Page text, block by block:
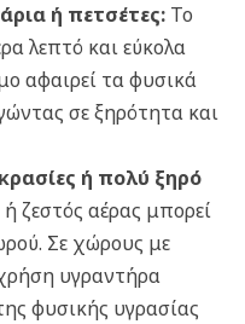
ή πετσέτες:Το
λεπτό και εύκολα
αφαιρεί τα φυσικά
σε ξηρότητα και
ή πολύ ξηρό
ζεστός αέρας μπορεί
Σε χώρους με
υγραντήρα
φυσικής υγρασίας